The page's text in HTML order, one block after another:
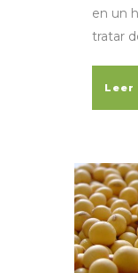
en un
tratar
Leer